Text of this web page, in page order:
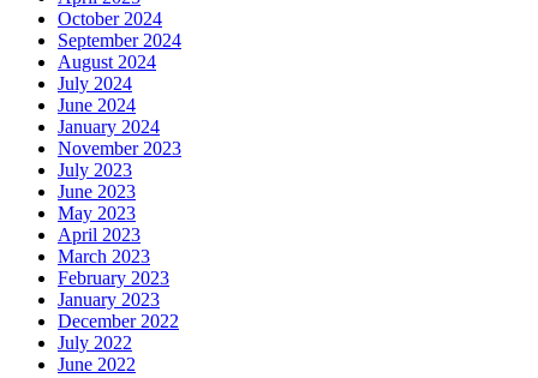
October 2024
September 2024
August 2024
July 2024
June 2024
January 2024
November 2023
July 2023
June 2023
May 2023
April 2023
March 2023
February 2023
January 2023
December 2022
July 2022
June 2022